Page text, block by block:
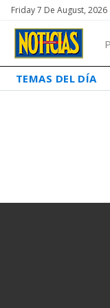
Friday 7 De August, 2026
TEMAS DEL DÍA